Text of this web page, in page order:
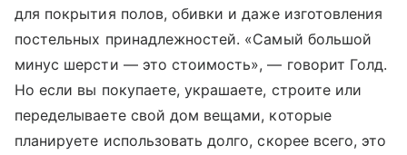
для покрытия полов, обивки и даже изготовления
постельных принадлежностей. «Самый большой
минус шерсти — это стоимость», — говорит Голд.
Но если вы покупаете, украшаете, строите или
переделываете свой дом вещами, которые
планируете использовать долго, скорее всего, это